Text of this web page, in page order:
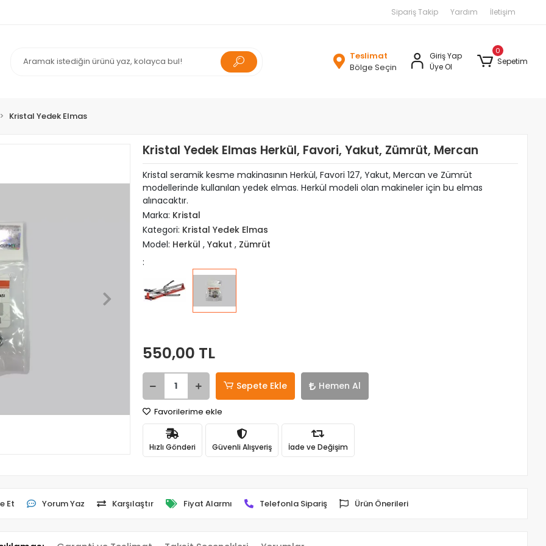
Sipariş Takip Yardım İletişim
Teslimat
Bölge Seçin
Giriş Yap
Üye Ol
0
Sepetim
Kristal Yedek Elmas
Kristal Yedek Elmas Herkül, Favori, Yakut, Zümrüt, Mercan
Kristal seramik kesme makinasının Herkül, Favori 127, Yakut, Mercan ve Zümrüt
modellerinde kullanılan yedek elmas. Herkül modeli olan makineler için bu elmas
alınacaktır.
Marka: Kristal
Kategori: Kristal Yedek Elmas
Model: Herkül , Yakut , Zümrüt
:
550,00 TL
Sepete Ekle Hemen Al
Favorilerime ekle
Hızlı Gönderi Güvenli Alışveriş İade ve Değişim
Et Yorum Yaz Karşılaştır Fiyat Alarmı Telefonla Sipariş Ürün Önerileri